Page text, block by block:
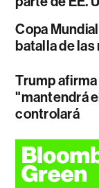
Copa
batalla de las
Trump afirma
"mantendrá
controlará